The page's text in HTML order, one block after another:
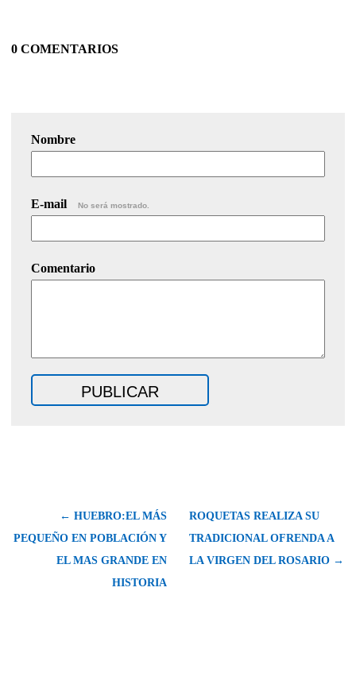
0 COMENTARIOS
Nombre
E-mail No será mostrado.
Comentario
← HUEBRO:EL MÁS
PEQUEÑO EN POBLACIÓN Y
EL MAS GRANDE EN
HISTORIA
ROQUETAS REALIZA SU
TRADICIONAL OFRENDA A
LA VIRGEN DEL ROSARIO →